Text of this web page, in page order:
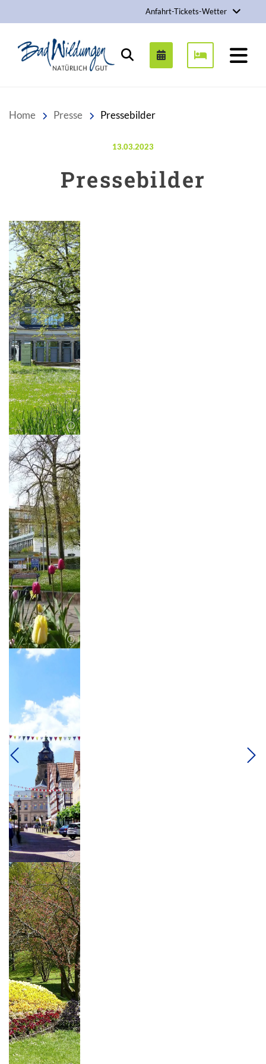
Anfahrt-Tickets-Wetter
Stadt Bad Wildungen
Suchen
Home Presse Pressebilder
Veröffentlicht am:
13.03.2023
Pressebilder